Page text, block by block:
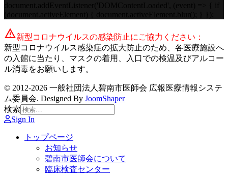
warning新型コロナウイルスの感染防止にご協力ください：
新型コロナウイルス感染症の拡大防止のため、各医療施設へ
の入館に当たり、マスクの着用、入口での検温及びアルコー
ル消毒をお願いします。
© 2012-2026 一般社団法人碧南市医師会 広報医療情報システ
ム委員会. Designed By JoomShaper
検索
Sign In
トップページ
お知らせ
碧南市医師会について
臨床検査センター